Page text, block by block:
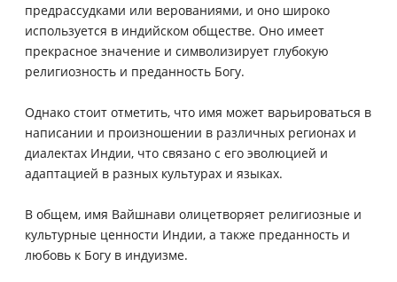
предрассудками или верованиями, и оно широко
используется в индийском обществе. Оно имеет
прекрасное значение и символизирует глубокую
религиозность и преданность Богу.
Однако стоит отметить, что имя может варьироваться в
написании и произношении в различных регионах и
диалектах Индии, что связано с его эволюцией и
адаптацией в разных культурах и языках.
В общем, имя Вайшнави олицетворяет религиозные и
культурные ценности Индии, а также преданность и
любовь к Богу в индуизме.